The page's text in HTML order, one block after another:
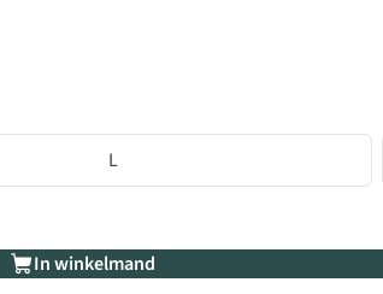
L
In winkelmand